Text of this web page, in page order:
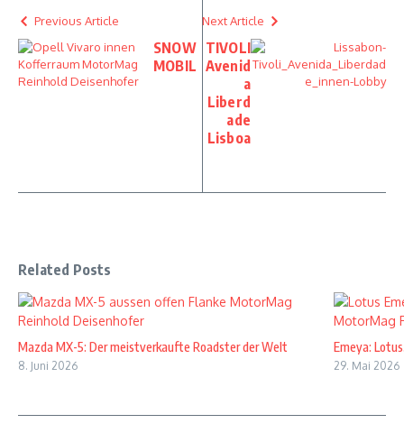
Previous Article
SNOW
MOBIL
Next Article
TIVOLI
Avenid
a
Liberd
ade
Lisboa
Related Posts
Mazda MX-5: Der meistverkaufte Roadster der Welt
8. Juni 2026
Emeya:
29. Mai 2026